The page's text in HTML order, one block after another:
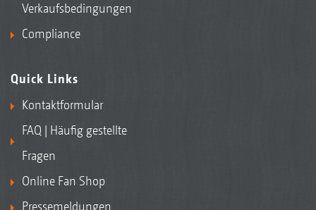
Verkaufsbedingungen
Compliance
Quick Links
Kontaktformular
FAQ | Häufig gestellte
Fragen
Online Fan Shop
Pressemeldungen